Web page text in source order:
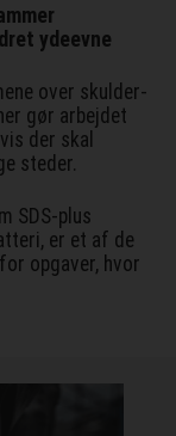
ydeevne
over skulder-
gør arbejdet
der skal
steder.
SDS-plus
er et af de
opgaver, hvor